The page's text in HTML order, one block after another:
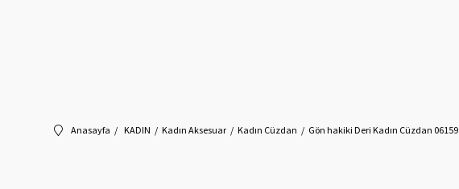
Anasayfa KADIN Kadın Aksesuar Kadın Cüzdan Gön hakiki Deri Kadın Cüzdan 06159